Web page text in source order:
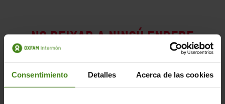
Consentimiento Detalles Acerca de las cookies
NO DEIXAR A NINGÚ ENRERE
Treballem amb els governs perquè
l'impacte del coronavirus no castigui